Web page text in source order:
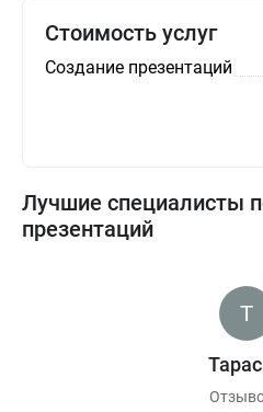
Стоимость услуг
Создание презентаций
Лучшие специалисты
презентаций